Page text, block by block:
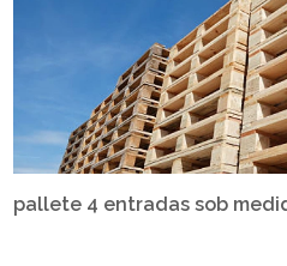
pallete 4 entradas sob